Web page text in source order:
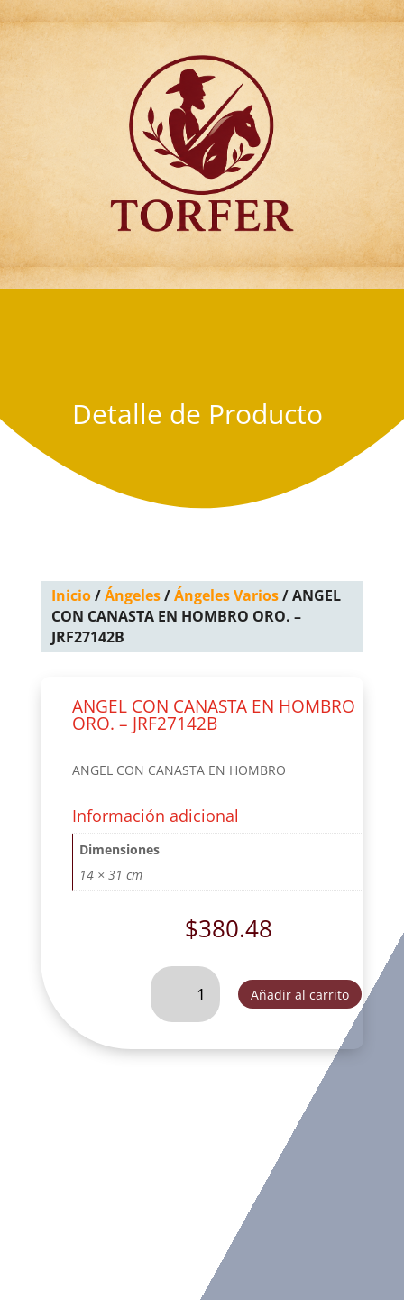
Articulos para
Regalo Torfer.
Detalle de Producto
Inicio/Ángeles/Ángeles Varios/ ANGEL
CON CANASTA EN HOMBRO ORO. –
JRF27142B
ANGEL CON CANASTA EN HOMBRO
ORO. – JRF27142B
ANGEL CON CANASTA EN HOMBRO
Información adicional
Dimensiones
14 × 31 cm
$380.48
ANGEL
CANASTA
HOMBRO
Añadir al carrito